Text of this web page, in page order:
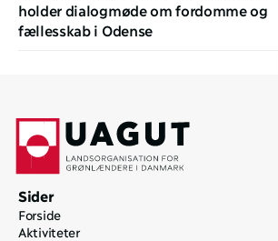
holder dialogmøde om fordomme og
fællesskab i Odense
Sider
Forside
Aktiviteter